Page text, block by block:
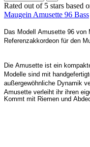
Rated out of 5 stars based
Maugein Amusette 96 Bass
Das Modell Amusette 96 von
Referenzakkordeon für den
Die Amusette ist ein
Modelle sind mit
außergewöhnliche Dynamik
Amusette verleiht ihr ihren
Kommt mit Riemen und